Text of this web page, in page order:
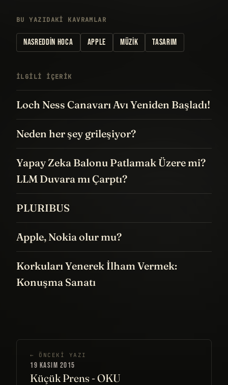
BU YAZIDAKI KAVRAMLAR
NASREDDIN HOCA APPLE MÜZIK TASARIM
İLGILI IÇERIK
Loch Ness Canavarı Avı Yeniden Başladı!
Neden her şey grileşiyor?
Yapay Zeka Balonu Patlamak Üzere mi?
LLM Duvara mı Çarptı?
PLURIBUS
Apple, Nokia olur mu?
Korkuları Yenerek İlham Vermek:
Konuşma Sanatı
← ÖNCEKI YAZI
19 KASIM 2015
Küçük Prens - OKU